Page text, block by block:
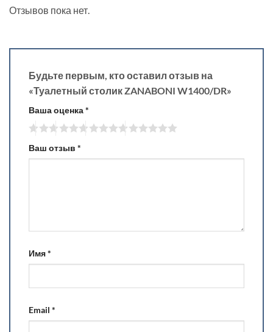
Отзывов пока нет.
Будьте первым, кто оставил отзыв на
«Туалетный столик ZANABONI W1400/DR»
Ваша оценка*
Ваш отзыв *
Имя*
Email *